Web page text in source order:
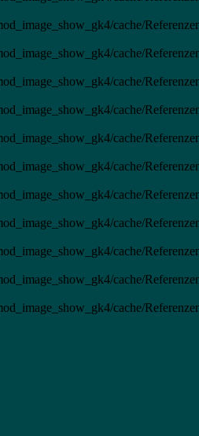
cache/
cache/
cache/
cache/
cache/
cache/
cache/
cache/
cache/
cache/
cache/